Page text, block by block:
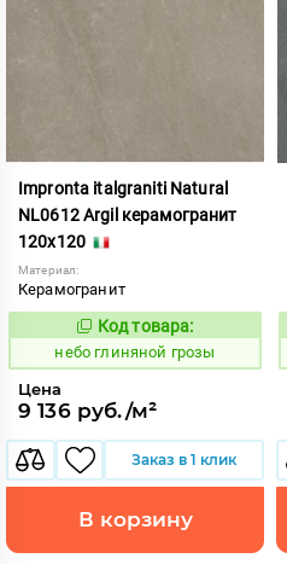
Impronta italgraniti Natural
NL0612 Argil керамогранит
120x120
Материал:
Керамогранит
1111519
Код товара:
небо глиняной грозы
Цена
9 136 руб./м²
Заказ в 1 клик
В корзину